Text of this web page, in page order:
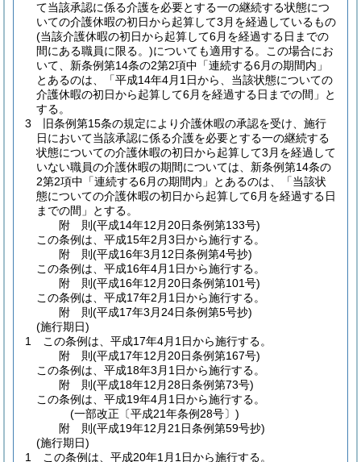
て当該承認に係る介護を必要とする一の継続する状態につ
いての介護休暇の初日から起算して3月を経過しているもの
(当該介護休暇の初日から起算して6月を経過する日までの
間にある職員に限る。)についても適用する。
この場合にお
いて、新条例第14条の2第2項中「連続する6月の期間内」
とあるのは、「平成14年4月1日から、当該状態についての
介護休暇の初日から起算して6月を経過する日までの間」と
する。
3
旧条例第15条の規定により介護休暇の承認を受け、施行
日において当該承認に係る介護を必要とする一の継続する
状態についての介護休暇の初日から起算して3月を経過して
いない職員の介護休暇の期間については、新条例第14条の
2第2項中「連続する6月の期間内」とあるのは、「当該状
態についての介護休暇の初日から起算して6月を経過する日
までの間」とする。
附 則(平成14年12月20日条例第133号)
この条例は、平成15年2月3日から施行する。
附 則(平成16年3月12日条例第4号抄)
この条例は、平成16年4月1日から施行する。
附 則(平成16年12月20日条例第101号)
この条例は、平成17年2月1日から施行する。
附 則(平成17年3月24日条例第5号抄)
(施行期日)
1
この条例は、平成17年4月1日から施行する。
附 則(平成17年12月20日条例第167号)
この条例は、平成18年3月1日から施行する。
附 則(平成18年12月28日条例第73号)
この条例は、平成19年4月1日から施行する。
(一部改正〔平成21年条例28号〕)
附 則(平成19年12月21日条例第59号抄)
(施行期日)
1
この条例は、平成20年1月1日から施行する。